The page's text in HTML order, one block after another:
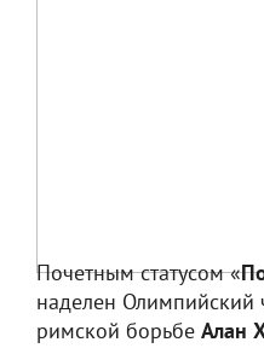
Почетным статусом «
наделен Олимпийский
римской борьбе Алан